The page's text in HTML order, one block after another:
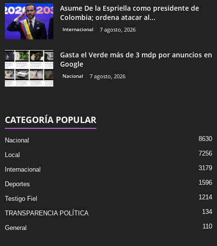
Asume De la Espriella como presidente de
Colombia; ordena atacar al...
Internacional 7 agosto, 2026
Gasta el Verde más de 3 mdp por anuncios en
Google
Nacional 7 agosto, 2026
CATEGORÍA POPULAR
Nacional 8630
Local 7256
Internacional 3179
Deportes 1596
Testigo Fiel 1214
TRANSPARENCIA POLÍTICA 134
General 110